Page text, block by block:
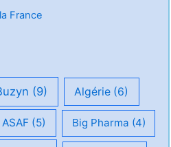
France
(9) Algérie (6)
ASAF (5) Big Pharma (4)